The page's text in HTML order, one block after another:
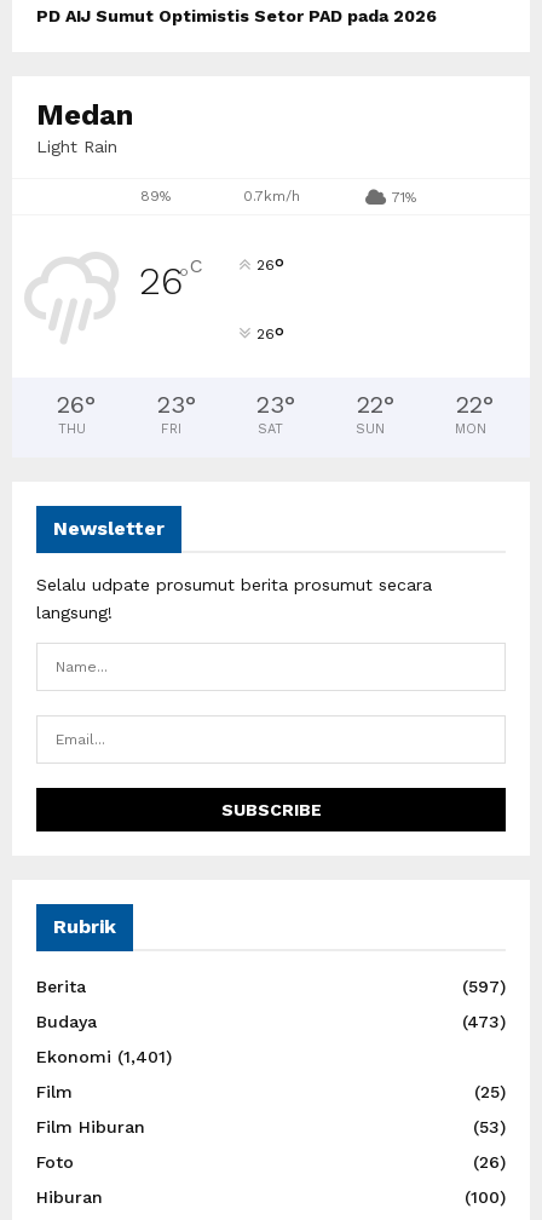
PD AIJ Sumut Optimistis Setor PAD pada 2026
Medan
Light Rain
89% 0.7km/h 71%
26°C 26°
26°
26°
THU
23°
FRI
23°
SAT
22°
SUN
22°
MON
Newsletter
Selalu udpate prosumut berita prosumut secara
langsung!
Rubrik
Berita
(597)
Budaya
(473)
Ekonomi (1,401)
Film
(25)
Film Hiburan
(53)
Foto
(26)
Hiburan
(100)